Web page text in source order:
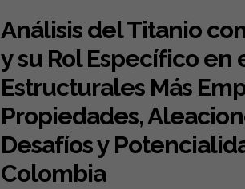
Análisis del Titanio
y su Rol Específico
Estructurales Más
Propiedades,
Desafíos y
Colombia